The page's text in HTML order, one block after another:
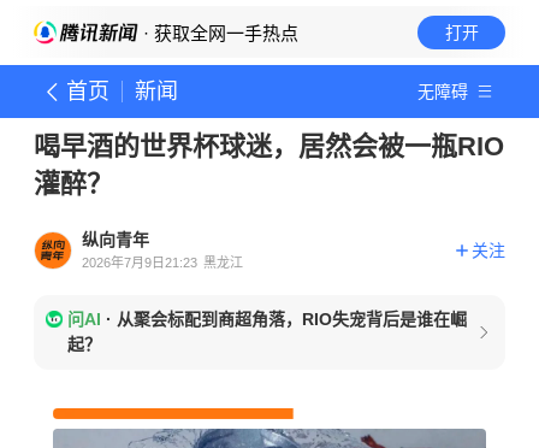
· 获取全网一手热点 打开
首页 新闻 无障碍
喝早酒的世界杯球迷，居然会被一瓶RIO
灌醉？
纵向青年
2026年7月9日21:23 黑龙江
关注
问AI · 从聚会标配到商超角落，RIO失宠背后是谁在崛
起？